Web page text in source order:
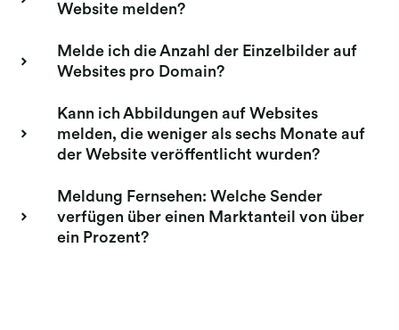
Website melden?
Melde ich die Anzahl der Einzelbilder auf
Websites pro Domain?
Kann ich Abbildungen auf Websites
melden, die weniger als sechs Monate auf
der Website veröffentlicht wurden?
Meldung Fernsehen: Welche Sender
verfügen über einen Marktanteil von über
ein Prozent?